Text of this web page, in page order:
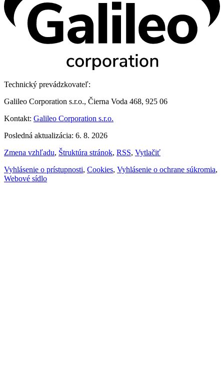
Technický prevádzkovateľ:
Galileo Corporation s.r.o., Čierna Voda 468, 925 06
Kontakt: Galileo Corporation s.r.o.
Posledná aktualizácia: 6. 8. 2026
Zmena vzhľadu, Štruktúra stránok, RSS, Vytlačiť
Vyhlásenie o prístupnosti, Cookies, Vyhlásenie o ochrane súkromia,
Webové sídlo